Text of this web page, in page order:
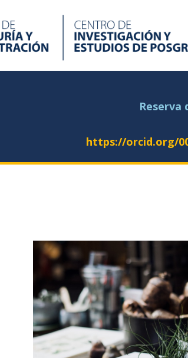
Reserva
https://orcid.org/